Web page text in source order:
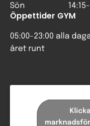
Sön
Öppettider GYM
05:00-23:00 alla
året runt